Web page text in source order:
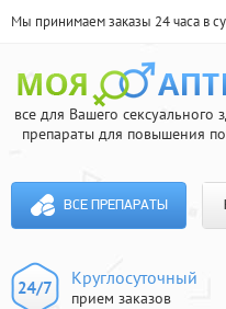
Мы принимаем заказы 24 часа в
все для Вашего сексуального
препараты для повышения
ВСЕ ПРЕПАРАТЫ
Круглосуточный
прием заказов